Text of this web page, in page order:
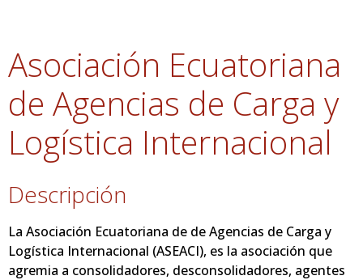
Asociación Ecuatoriana
de Agencias de Carga y
Logística Internacional
Descripción
La Asociación Ecuatoriana de de Agencias de Carga y
Logística Internacional (ASEACI), es la asociación que
agremia a consolidadores, desconsolidadores, agentes